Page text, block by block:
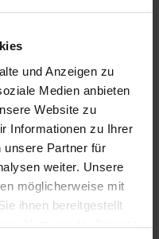
und Anzeigen zu
Medien anbieten
Website zu
Informationen zu Ihrer
unsere Partner für
weiter. Unsere
möglicherweise mit
ihnen bereitgestellt
Nutzung der Dienste